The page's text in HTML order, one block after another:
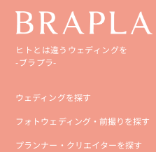
ヒトとは違うウェディングを
-ブラプラ-
ウェディングを探す
フォトウェディング・前撮りを探す
プランナー・クリエイターを探す